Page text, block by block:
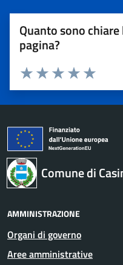
Quanto sono
pagina?
Valuta 5
Valuta 4
Valuta 3 stelle
Valuta 2 stelle su 5
Valuta 1 stelle su 5
Comune di
AMMINISTRAZIONE
Organi di governo
Aree amministrative